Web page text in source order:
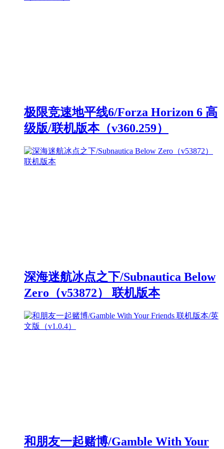
极限竞速地平线6/Forza Horizon 6 高
级版/联机版本（v360.259）
深海迷航冰点之下/Subnautica Below
Zero（v53872） 联机版本
和朋友一起赌博/Gamble With Your